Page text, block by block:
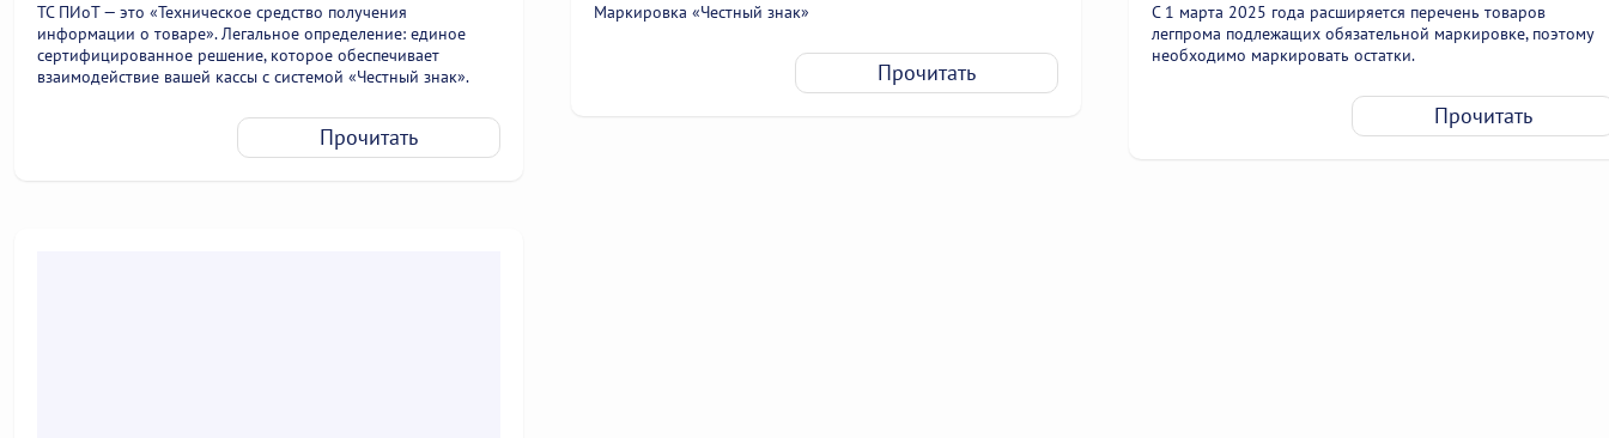
ТС ПИоТ — это «Техническое средство получения
информации о товаре». Легальное определение: единое
сертифицированное решение, которое обеспечивает
взаимодействие вашей кассы с системой «Честный знак».
Прочитать
Маркировка «Честный знак»
Прочитать
С 1 марта 2025 года расширяется перечень товаров
легпрома подлежащих обязательной маркировке, поэтому
необходимо маркировать остатки.
Прочитать